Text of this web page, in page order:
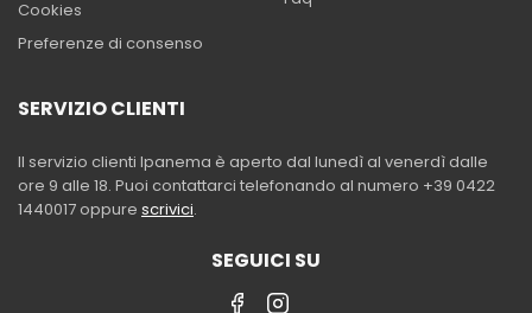
Cookies
Preferenze di consenso
SERVIZIO CLIENTI
Il servizio clienti Ipanema è aperto dal lunedì al venerdì dalle
ore 9 alle 18. Puoi contattarci telefonando al numero +39 0422
1440017 oppure scrivici.
SEGUICI SU